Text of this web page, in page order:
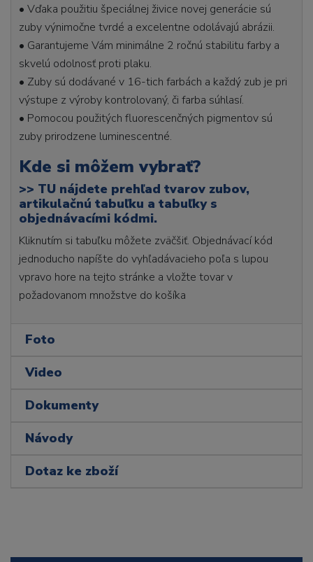
• Vďaka použitiu špeciálnej živice novej generácie sú
zuby výnimočne tvrdé a excelentne odolávajú abrázii.
• Garantujeme Vám minimálne 2 ročnú stabilitu farby a
skvelú odolnosť proti plaku.
• Zuby sú dodávané v 16-tich farbách a každý zub je pri
výstupe z výroby kontrolovaný, či farba súhlasí.
• Pomocou použitých fluorescenčných pigmentov sú
zuby prirodzene luminescentné.
Kde si môžem vybrať?
>> TU nájdete prehľad tvarov zubov,
artikulačnú tabuľku a tabuľky s
objednávacími kódmi.
Kliknutím si tabuľku môžete zväčšiť. Objednávací kód
jednoducho napíšte do vyhľadávacieho poľa s lupou
vpravo hore na tejto stránke a vložte tovar v
požadovanom množstve do košíka
Foto
Video
Dokumenty
Návody
Dotaz ke zboží